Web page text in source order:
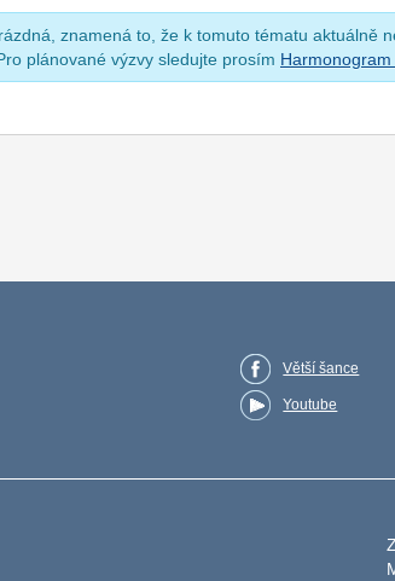
znamená to, že k tomuto tématu aktuálně
plánované výzvy sledujte prosím Harmonogram
Větší šance
Youtube